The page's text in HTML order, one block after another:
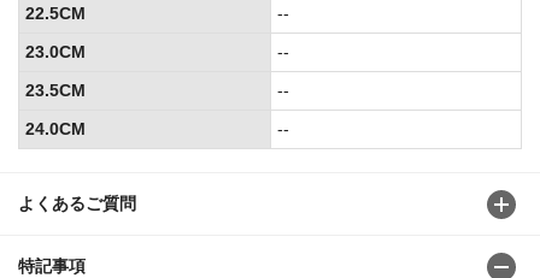
よくあるご質問
特記事項
22.5CM
--
23.0CM
--
23.5CM
--
24.0CM
--